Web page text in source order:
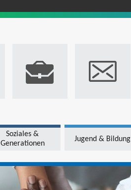
Soziales &
Generationen
Jugend & Bildung